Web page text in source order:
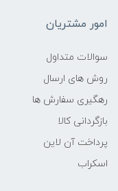
امور مشتریان
سوالات متداول
روش های ارسال
رهگیری سفارش ها
بازگردانی کالا
پرداخت آن لاین
اسکراب